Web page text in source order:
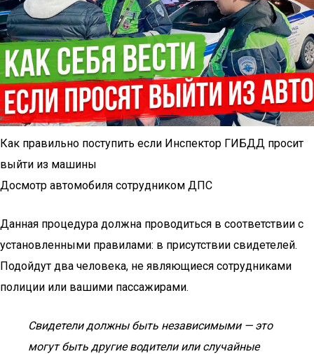
Как правильно поступить если Инспектор ГИБДД просит
выйти из машины
Досмотр автомобиля сотрудником ДПС
Данная процедура должна проводиться в соответствии с
установленными правилами: в присутствии свидетелей.
Подойдут два человека, не являющиеся сотрудниками
полиции или вашими пассажирами.
Свидетели должны быть независимыми — это
могут быть другие водители или случайные